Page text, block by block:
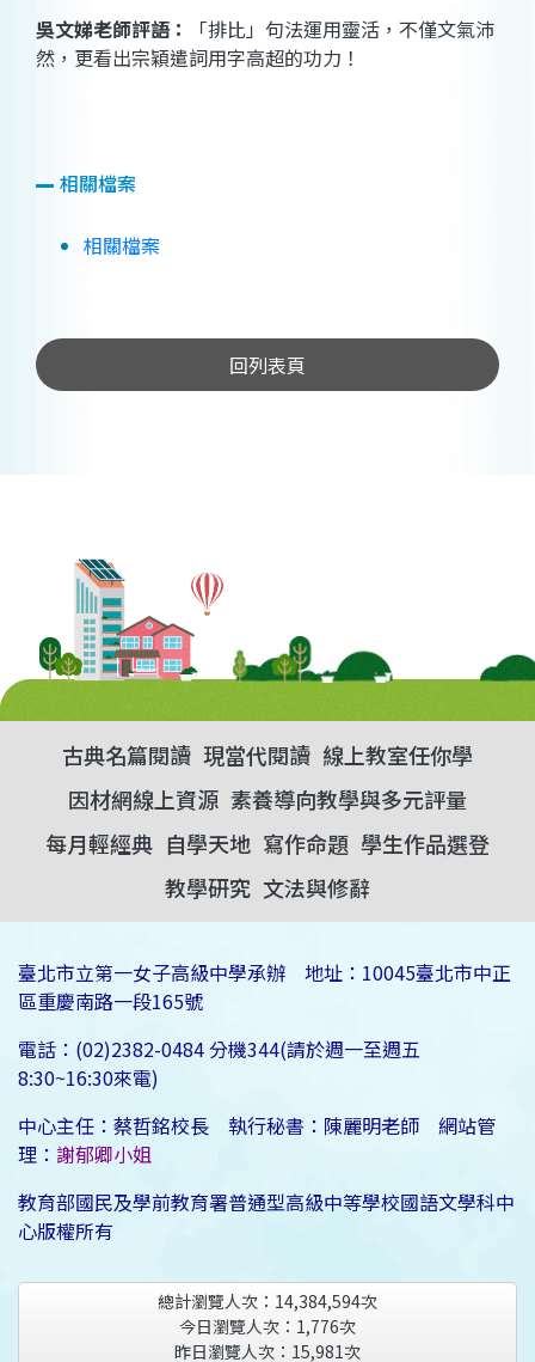
吳文娣老師評語：
「排比」句法運用靈活，不僅文氣沛
然，更看出宗穎遣詞用字高超的功力！
相關檔案
相關檔案
回列表頁
古典名篇閱讀 現當代閱讀 線上教室任你學
因材網線上資源 素養導向教學與多元評量
每月輕經典 自學天地 寫作命題 學生作品選登
教學研究 文法與修辭
臺北市立第一女子高級中學承辦 地址：10045臺北市中正
區重慶南路一段165號
電話：(02)2382-0484 分機344(請於週一至週五
8:30~16:30來電)
中心主任：蔡哲銘校長 執行秘書：陳麗明老師 網站管
理： 謝郁卿小姐
教育部國民及學前教育署普通型高級中等學校國語文學科中
心版權所有
總計瀏覽人次： 14,384,594次
今日瀏覽人次： 1,776次
昨日瀏覽人次： 15,981次